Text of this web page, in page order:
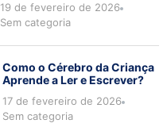
19 de fevereiro de 2026
Sem categoria
Como o Cérebro da Criança
Aprende a Ler e Escrever?
17 de fevereiro de 2026
Sem categoria